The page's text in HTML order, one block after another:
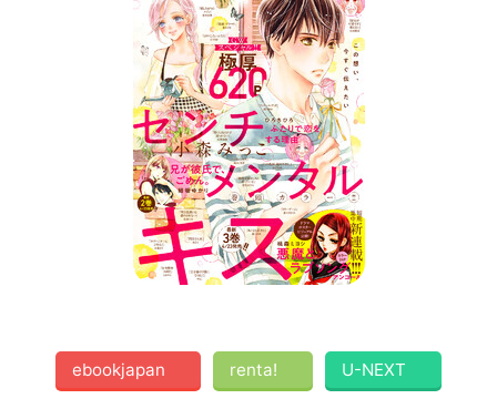
ebookjapan renta! U-NEXT